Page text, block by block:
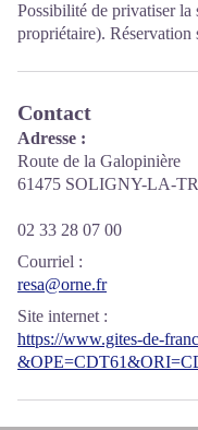
Possibilité de privatiser la
propriétaire).
Contact
Adresse :
Route de la Galopinière
61475 SOLIGNY-LA-
02 33 28 07 00
Courriel :
resa@orne.fr
Site internet :
https://www.gites-de-